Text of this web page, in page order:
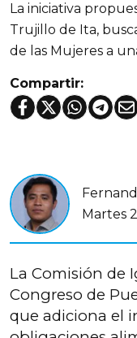
La iniciativa
Trujillo de Ita,
de las Mujeres a
Compartir:
Martes
La Comisión de
Congreso de
que adiciona el